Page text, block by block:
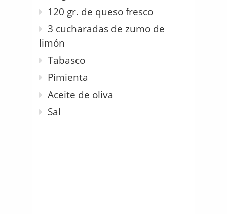
120 gr. de queso fresco
3 cucharadas de zumo de
limón
Tabasco
Pimienta
Aceite de oliva
Sal